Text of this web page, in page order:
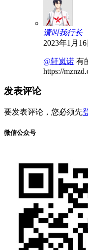
请叫我行长
2023年1月
@轩岚诺 有
https://
发表评论
要发表评论，您必须先
微信公众号